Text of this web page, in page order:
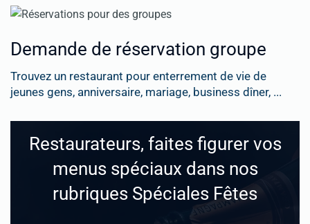
Demande de réservation groupe
Trouvez un restaurant pour enterrement de vie de
jeunes gens, anniversaire, mariage, business dîner, ...
Restaurateurs, faites figurer vos
menus spéciaux dans nos
rubriques Spéciales Fêtes